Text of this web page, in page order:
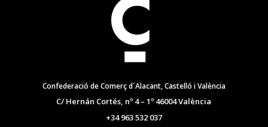
Confederació de Comerç d´Alacant, Castelló i València
C/ Hernán Cortés, nº 4 – 1º 46004 València
+34 963 532 037